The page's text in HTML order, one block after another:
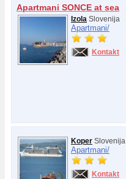
Apartmani SONCE at sea
Izola Slovenija
Apartmani/
Kontakt
Koper Slovenija
Apartmani/
Kontakt